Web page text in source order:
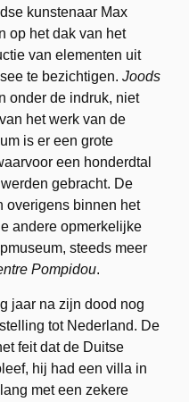
kunstenaar Max
op het dak van het
van elementen uit
te bezichtigen.Joods
onder de indruk, niet
het werk van de
is er een grote
een honderdtal
gebracht. De
overigens binnen het
andere opmerkelijke
steeds meer
Pompidou.
jaar na zijn dood nog
tot Nederland. De
feit dat de Duitse
hij had een villa in
met een zekere